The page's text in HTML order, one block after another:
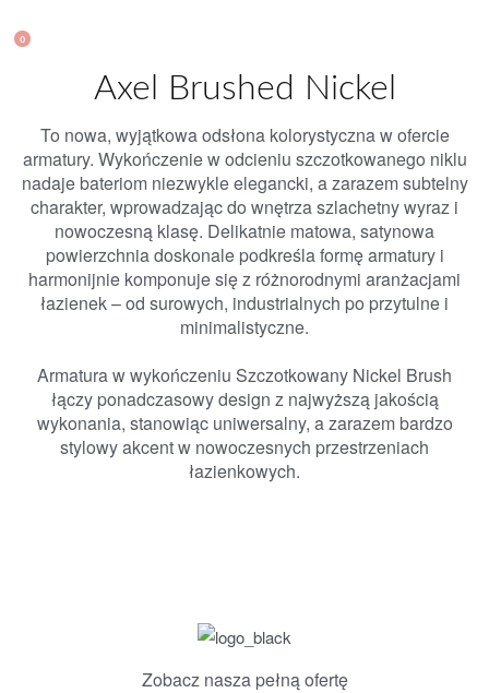
0
Axel Brushed Nickel
To nowa, wyjątkowa odsłona kolorystyczna w ofercie
armatury. Wykończenie w odcieniu szczotkowanego niklu
nadaje bateriom niezwykle elegancki, a zarazem subtelny
charakter, wprowadzając do wnętrza szlachetny wyraz i
nowoczesną klasę. Delikatnie matowa, satynowa
powierzchnia doskonale podkreśla formę armatury i
harmonijnie komponuje się z różnorodnymi aranżacjami
łazienek – od surowych, industrialnych po przytulne i
minimalistyczne.
Armatura w wykończeniu Szczotkowany Nickel Brush
łączy ponadczasowy design z najwyższą jakością
wykonania, stanowiąc uniwersalny, a zarazem bardzo
stylowy akcent w nowoczesnych przestrzeniach
łazienkowych.
Zobacz nasza pełną ofertę